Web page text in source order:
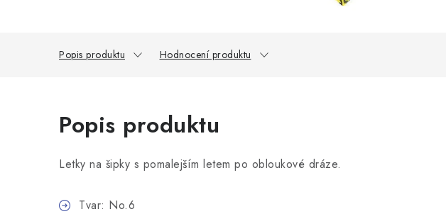
Popis produktu Hodnocení produktu
Popis produktu
Letky na šipky s pomalejším letem po obloukové dráze.
Tvar: No.6